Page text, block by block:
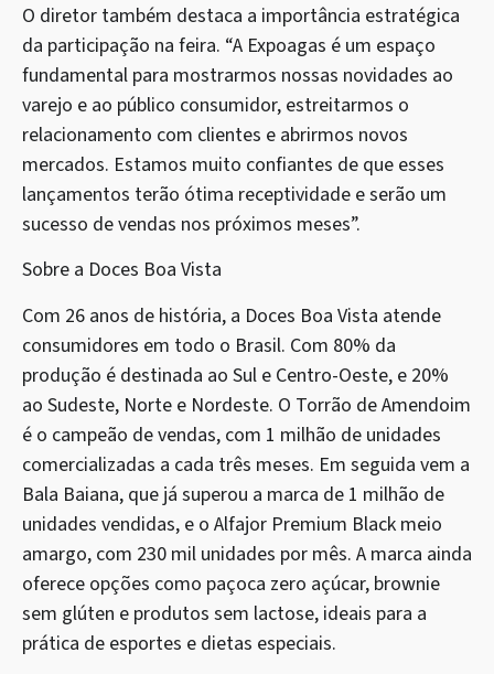
O diretor também destaca a importância estratégica
da participação na feira. “A Expoagas é um espaço
fundamental para mostrarmos nossas novidades ao
varejo e ao público consumidor, estreitarmos o
relacionamento com clientes e abrirmos novos
mercados. Estamos muito confiantes de que esses
lançamentos terão ótima receptividade e serão um
sucesso de vendas nos próximos meses”.
Sobre a Doces Boa Vista
Com 26 anos de história, a Doces Boa Vista atende
consumidores em todo o Brasil. Com 80% da
produção é destinada ao Sul e Centro-Oeste, e 20%
ao Sudeste, Norte e Nordeste. O Torrão de Amendoim
é o campeão de vendas, com 1 milhão de unidades
comercializadas a cada três meses. Em seguida vem a
Bala Baiana, que já superou a marca de 1 milhão de
unidades vendidas, e o Alfajor Premium Black meio
amargo, com 230 mil unidades por mês. A marca ainda
oferece opções como paçoca zero açúcar, brownie
sem glúten e produtos sem lactose, ideais para a
prática de esportes e dietas especiais.